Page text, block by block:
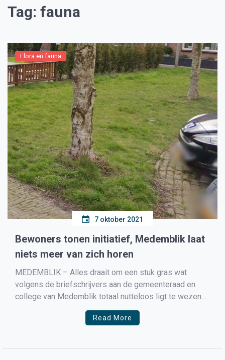
Tag: fauna
Flora en fauna
7 oktober 2021
Bewoners tonen initiatief, Medemblik laat
niets meer van zich horen
MEDEMBLIK – Alles draait om een stuk gras wat
volgens de briefschrijvers aan de gemeenteraad en
college van Medemblik totaal nutteloos ligt te wezen.
Een deel van de bewoners van de Verversgilde en
Lakenkopersgilde in Medemblik namen met initiatief
Read More